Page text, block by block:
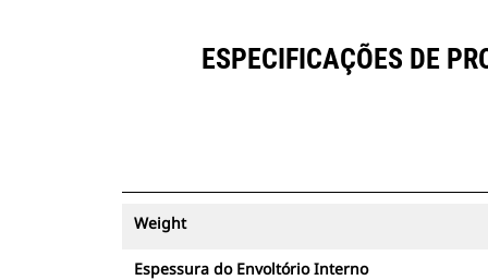
ESPECIFICAÇÕES DE
Weight
Espessura do Envoltório Interno